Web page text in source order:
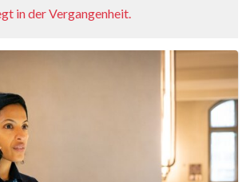
in der Vergangenheit.